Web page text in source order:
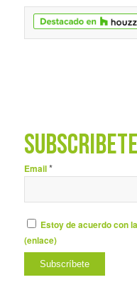
Email*
Estoy de acuerdo con
(enlace)